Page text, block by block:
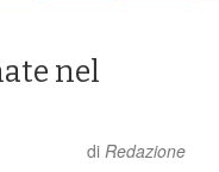
nel
di Redazione